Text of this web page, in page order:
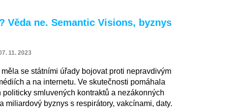
Věda ne. Semantic Visions, byznys
11. 2023
se státními úřady bojovat proti nepravdivým
a na internetu. Ve skutečnosti pomáhala
smluvených kontraktů a nezákonných
miliardový byznys s respirátory, vakcínami, daty.